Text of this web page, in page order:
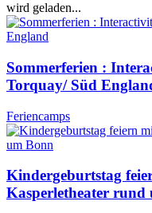
wird geladen...
Sommerferien :
Torquay/ Süd
Feriencamps
Kindergeburtstag
Kasperletheater rund